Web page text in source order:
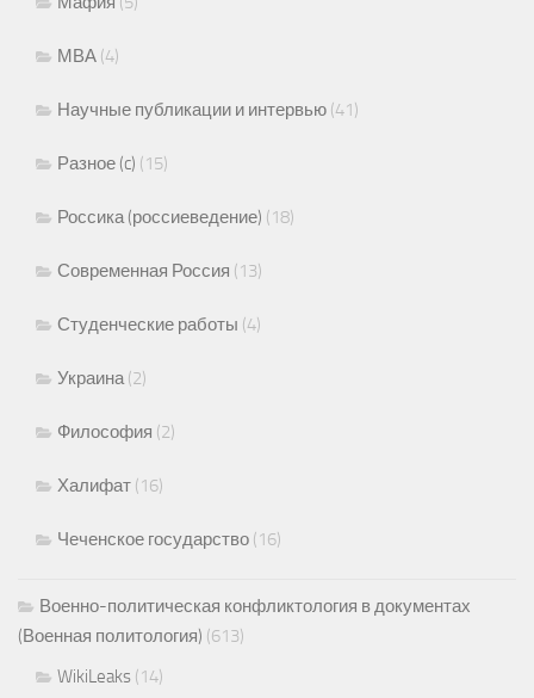
МВА (4)
Научные публикации и интервью (41)
Разное (c) (15)
Россика (россиеведение) (18)
Современная Россия (13)
Студенческие работы (4)
Украина(2)
Философия (2)
Халифат (16)
Чеченское государство (16)
Военно-политическая конфликтология в документах
(Военная политология) (613)
WikiLeaks (14)